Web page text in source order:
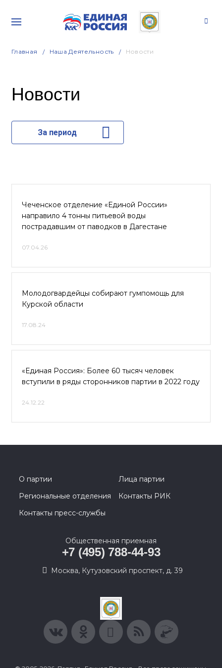
Главная Наша Деятельность Новости
Новости
За период
Чеченское отделение «Единой России»
направило 4 тонны питьевой воды
пострадавшим от паводков в Дагестане
07.04.26
Молодогвардейцы собирают гумпомощь для
Курской области
17.08.24
«Единая Россия»: Более 60 тысяч человек
вступили в ряды сторонников партии в 2022 году
24.12.22
О партии
Лица партии
Региональные отделения
Контакты РИК
Контакты пресс-службы
Общественная приемная
+7 (495) 788-44-93
Москва, Кутузовский проспект, д. 39